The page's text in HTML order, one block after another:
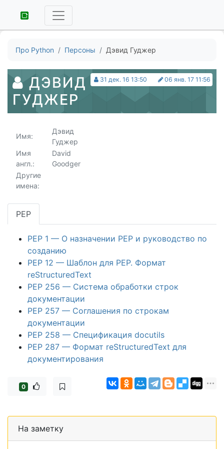
Про Python Персоны Дэвид Гуджер
31 дек. 16 13:50 06 янв. 17 11:56
ДЭВИД
ГУДЖЕР
Имя:
Дэвид
Гуджер
Имя
англ.:
David
Goodger
Другие
имена:
PEP
PEP 1 — О назначении PEP и руководство по
созданию
PEP 12 — Шаблон для PEP. Формат
reStructuredText
PEP 256 — Система обработки строк
документации
PEP 257 — Соглашения по строкам
документации
PEP 258 — Спецификация docutils
PEP 287 — Формат reStructuredText для
документирования
0
На заметку